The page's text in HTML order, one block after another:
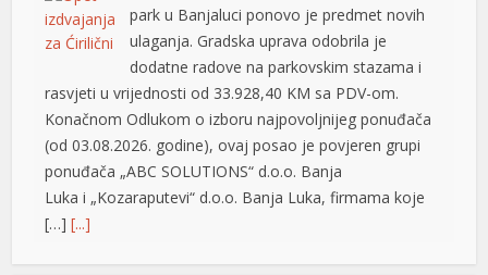
park u Banjaluci ponovo je predmet novih
ulaganja. Gradska uprava odobrila je
dodatne radove na parkovskim stazama i
rasvjeti u vrijednosti od 33.928,40 KM sa PDV-om.
Konačnom Odlukom o izboru najpovoljnijeg ponuđača
(od 03.08.2026. godine), ovaj posao je povjeren grupi
ponuđača „ABC SOLUTIONS“ d.o.o. Banja
Luka i „Kozaraputevi“ d.o.o. Banja Luka, firmama koje
[…][...]